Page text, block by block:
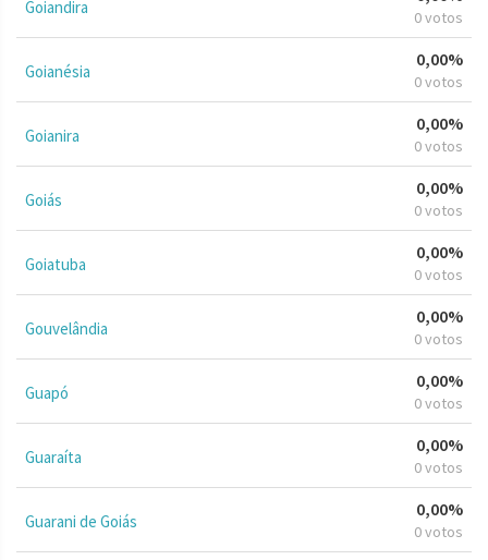
Goiandira 0 votos
Goianésia
0,00%
0 votos
Goianira
0,00%
0 votos
Goiás
0,00%
0 votos
Goiatuba
0,00%
0 votos
Gouvelândia
0,00%
0 votos
Guapó
0,00%
0 votos
Guaraíta
0,00%
0 votos
Guarani de Goiás
0,00%
0 votos